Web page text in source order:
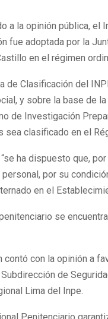
a la opinión pública,
fue adoptada por la
en el régimen
de Clasificación del
y sobre la base de
de Investigación
sea clasificado en el
ha dispuesto que,
por su
en el
se
con la opinión a
de
Lima del Inpe.